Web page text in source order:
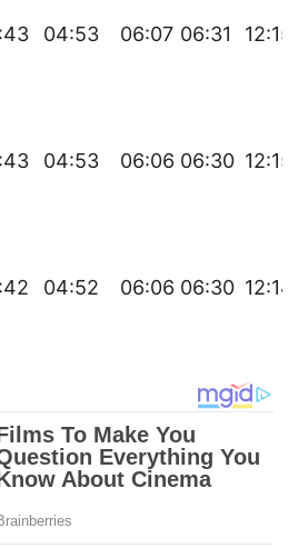
04:53 06:07 06:31 12:15
04:53 06:06 06:30 12:15
04:52 06:06 06:30 12:14